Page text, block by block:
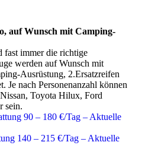
Etosha-Park.
Unterkünfte
und Aktivitäten planen
persönlichen Wünschen
wir hier für Sie
auf Wunsch mit Camping-
fast immer die richtige
werden auf Wunsch mit
Ausrüstung, 2.Ersatzreifen
Je nach Personenanzahl können
Toyota Hilux, Ford
sein.
90 – 180 €/Tag – Aktuelle
140 – 215 €/Tag – Aktuelle